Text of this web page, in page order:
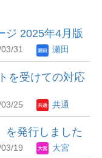
ジ 2025年4月版
31 瀬田
を受けての対応
25 共通
を発行しました
19 大宮